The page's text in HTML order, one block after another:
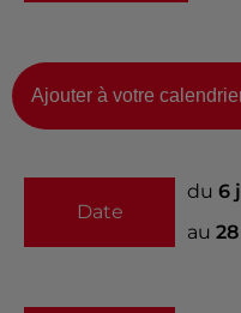
Ajouter à votre
Date
du 6
au